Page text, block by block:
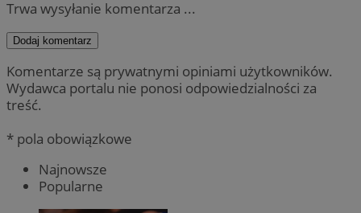
Trwa wysyłanie komentarza ...
Dodaj komentarz
Komentarze są prywatnymi opiniami użytkowników.
Wydawca portalu nie ponosi odpowiedzialności za
treść.
* pola obowiązkowe
Najnowsze
Popularne